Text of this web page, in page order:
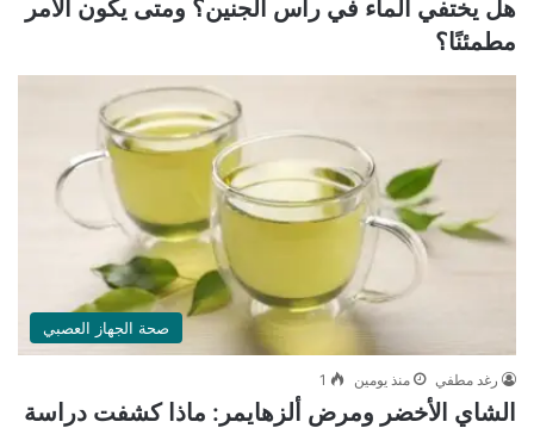
هل يختفي الماء في رأس الجنين؟ ومتى يكون الأمر
مطمئنًا؟
صحة الجهاز العصبي
رغد مطفي منذ يومين 1
الشاي الأخضر ومرض ألزهايمر: ماذا كشفت دراسة